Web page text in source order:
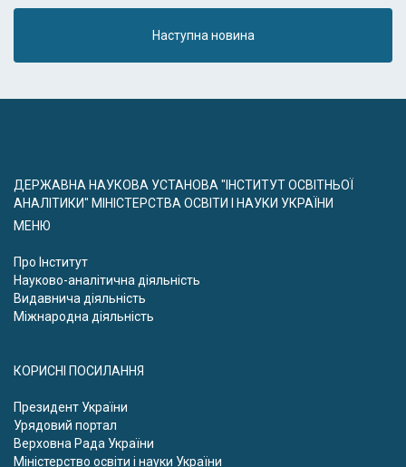
Наступна новина
ДЕРЖАВНА НАУКОВА УСТАНОВА "ІНСТИТУТ ОСВІТНЬОЇ
АНАЛІТИКИ" МІНІСТЕРСТВА ОСВІТИ І НАУКИ УКРАЇНИ
МЕНЮ
Про Інститут
Науково-аналітична діяльність
Видавнича діяльність
Міжнародна діяльність
КОРИСНІ ПОСИЛАННЯ
Президент України
Урядовий портал
Верховна Рада України
Міністерство освіти і науки України